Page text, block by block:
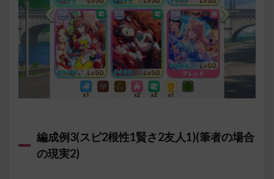
編成例3(スピ2根性1賢さ2友人1)(筆者の場合
の現実2)